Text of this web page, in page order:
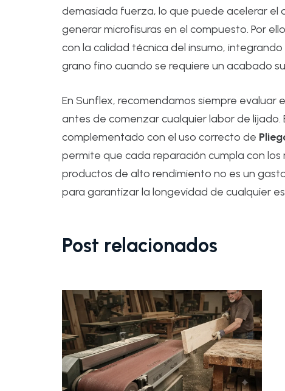
demasiada fuerza, lo que puede acelerar el
generar microfisuras en el compuesto. Por
con la calidad técnica del insumo,
grano fino cuando se requiere un acabado
En Sunflex, recomendamos siempre evaluar
antes de comenzar cualquier labor de lijado.
complementado con el uso correcto de
permite que cada reparación cumpla con los
productos de alto rendimiento no es un
para garantizar la longevidad de cualquier
Post relacionados